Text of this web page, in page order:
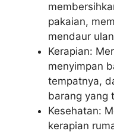
pakaian,
mendaur
Kerapian:
menyimpan
tempatnya,
barang yang
Kesehatan:
kerapian